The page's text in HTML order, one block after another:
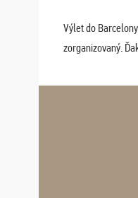
Výlet do
zorganizovaný.